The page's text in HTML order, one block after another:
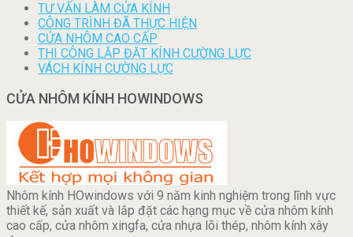
TƯ VẤN LÀM CỬA KÍNH
CÔNG TRÌNH ĐÃ THỰC HIỆN
CỬA NHÔM CAO CẤP
THI CÔNG LẮP ĐẶT KÍNH CƯỜNG LỰC
VÁCH KÍNH CƯỜNG LỰC
CỬA NHÔM KÍNH HOWINDOWS
Nhôm kính HOwindows với 9 năm kinh nghiệm trong lĩnh vực
thiết kế, sản xuất và lắp đặt các hạng mục về cửa nhôm kính
cao cấp, cửa nhôm xingfa, cửa nhựa lõi thép, nhôm kính xây